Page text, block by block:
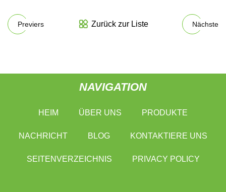
Previers Zurück zur Liste Nächste
NAVIGATION
HEIM ÜBER UNS PRODUKTE
NACHRICHT BLOG KONTAKTIERE UNS
SEITENVERZEICHNIS PRIVACY POLICY